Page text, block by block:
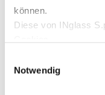
können.
Diese von INglass
Notwendige
Funktionieren der
Notwendig
Diamond Lux